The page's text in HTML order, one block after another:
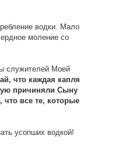
водки. Мало
моление со
служителей Моей
что каждая капля
причиняли Сыну
что все те, которые
усопших водкой!